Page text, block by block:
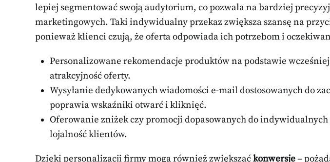
lepiej segmentować swoją audytorium, co pozwala na bardziej
marketingowych. Taki indywidualny przekaz zwiększa szansę na
ponieważ klienci czują, że oferta odpowiada ich potrzebom i
Personalizowane rekomendacje produktów na podstawie
atrakcyjność oferty.
Wysyłanie dedykowanych wiadomości e-mail dostosowanych do
poprawia wskaźniki otwarć i kliknięć.
Oferowanie zniżek czy promocji dopasowanych do
lojalność klientów.
Dzięki personalizacji firmy mogą również zwiększaćkonwersje–